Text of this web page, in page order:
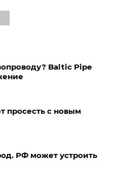
Baltic Pipe
просесть с новым
РФ может устроить